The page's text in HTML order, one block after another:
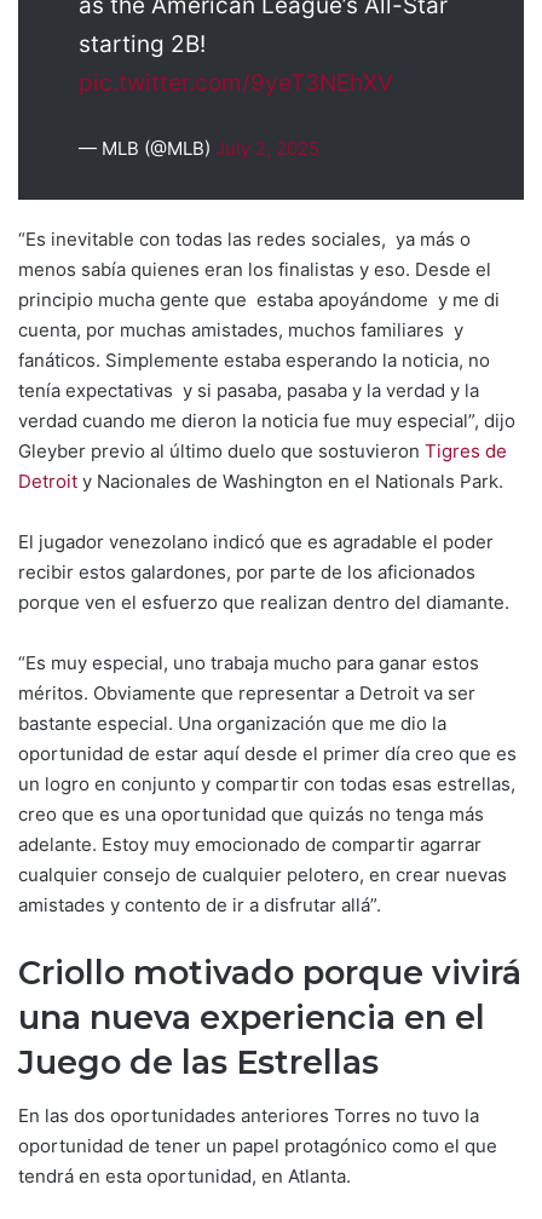
starting 2B!
pic.twitter.com/9yeT3NEhXV
— MLB (@MLB) July 2, 2025
“Es inevitable con todas las redes sociales, ya más o
menos sabía quienes eran los finalistas y eso. Desde el
principio mucha gente que estaba apoyándome y me di
cuenta, por muchas amistades, muchos familiares y
fanáticos. Simplemente estaba esperando la noticia, no
tenía expectativas y si pasaba, pasaba y la verdad y la
verdad cuando me dieron la noticia fue muy especial”, dijo
Gleyber previo al último duelo que sostuvieron Tigres de
Detroit y Nacionales de Washington en el Nationals Park.
El jugador venezolano indicó que es agradable el poder
recibir estos galardones, por parte de los aficionados
porque ven el esfuerzo que realizan dentro del diamante.
“Es muy especial, uno trabaja mucho para ganar estos
méritos. Obviamente que representar a Detroit va ser
bastante especial. Una organización que me dio la
oportunidad de estar aquí desde el primer día creo que es
un logro en conjunto y compartir con todas esas estrellas,
creo que es una oportunidad que quizás no tenga más
adelante. Estoy muy emocionado de compartir agarrar
cualquier consejo de cualquier pelotero, en crear nuevas
amistades y contento de ir a disfrutar allá”.
Criollo motivado porque vivirá
una nueva experiencia en el
Juego de las Estrellas
En las dos oportunidades anteriores Torres no tuvo la
oportunidad de tener un papel protagónico como el que
tendrá en esta oportunidad, en Atlanta.